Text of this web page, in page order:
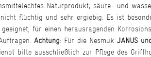
Naturprodukt, säure- und
flüchtig und sehr ergiebig. Es ist
für einen herausragenden
Achtung: Für die Nesmuk JANUS
bitte ausschließlich zur Pflege des